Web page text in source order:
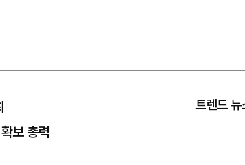
보 총력
트렌드 뉴